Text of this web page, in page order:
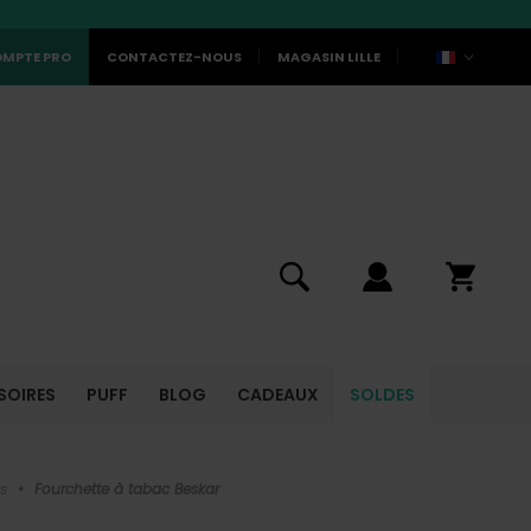
MAGASIN LILLE
CONTACTEZ-NOUS
PRO
PUFF BLOG CADEAUX SOLDES
• Fourchette à tabac Beskar